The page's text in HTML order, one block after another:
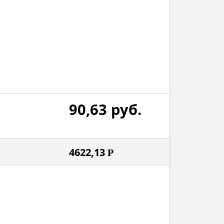
90,63 руб.
4622,13 Р